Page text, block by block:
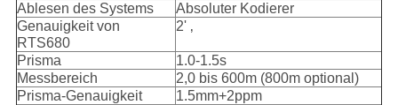
Ablesen des Systems
Absoluter Kodierer
Genauigkeit von
RTS680
2' ‚
Prisma
1.0-1.5s
Messbereich
2,0 bis 600m (800m optional)
Prisma-Genauigkeit
1.5mm+2ppm